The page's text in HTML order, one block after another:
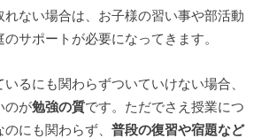
ない場合は、お子様の習い事や部活動
サポートが必要になってきます。
るにも関わらずついていけない場合、
のが勉強の質です。ただでさえ授業につ
にも関わらず、 普段の復習や宿題など